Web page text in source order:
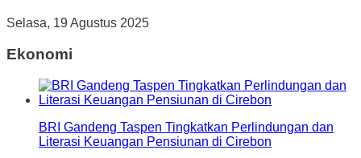
Selasa, 19 Agustus 2025
Ekonomi
BRI Gandeng Taspen Tingkatkan Perlindungan dan
Literasi Keuangan Pensiunan di Cirebon